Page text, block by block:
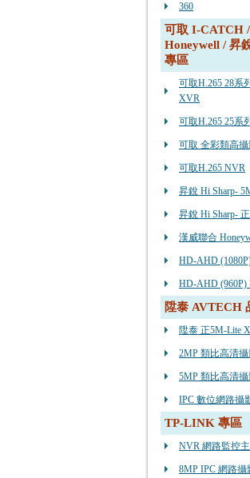
360
可取 I-CATCH
Honeywell / 昇
專區
可取H.265 28系
XVR
可取H.265 25系
可取 全彩類高
可取H.265 NVR
昇銳 Hi Sharp-
昇銳 Hi Sharp-
漢威聯合
HD-AHD
HD-AHD (960P)
陞泰 AVTECH
陞泰 正5M-Lite
2MP 類比高清
5MP 類比高清
IPC 數位網路攝
TP-LINK 專區
NVR 網路監控
8MP IPC 網路攝